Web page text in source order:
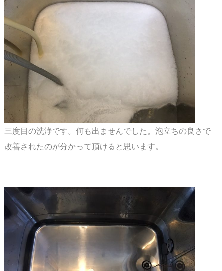
三度目の洗浄です。何も出ませんでした。泡立ちの良さで
改善されたのが分かって頂けると思います。